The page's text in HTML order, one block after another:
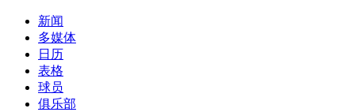
新闻
多媒体
日历
表格
球员
俱乐部